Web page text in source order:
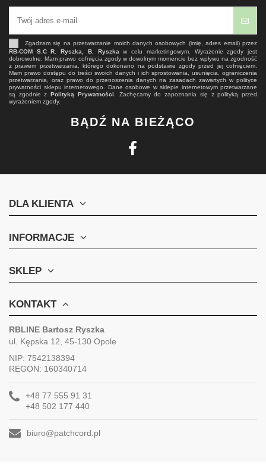
Zgadzam się na przetwarzanie moich danych osobowych (imię, adres email) przez
RB-COM S.C R. Ryszka, B. Ryszka w celu marketingowym. Wyrażenie zgody jest
dobrowolne. Mam prawo cofnięcia zgody w dowolnym momencie bez wpływu na zgodność
z prawem przetwarzania, którego dokonano na podstawie zgody przed jej cofnięciem.
Mam prawo dostępu do treści swoich danych i ich sprostowania, usunięcia, ograniczenia
przetwarzania, oraz prawo do przenoszenia danych na zasadach zawartych w polityce
prywatności sklepu internetowego. Dane osobowe w sklepie internetowym przetwarzane
są zgodnie zPolityką Prywatności . Zachęcamy do zapoznania się z polityką przed
wyrażeniem zgody.
BĄDŹ NA BIEŻĄCO
DLA KLIENTA
INFORMACJE
SKLEP
KONTAKT
RBLINE Bartosz Ryszka
ul. Kępska 12, 45-130 Opole
NIP: 7542138394
REGON: 160340714
+48 77 555 91 31
+48 502 177 440
biuro@patchcord.pl